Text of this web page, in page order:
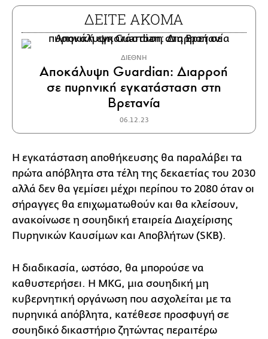
ΔΕΙΤΕ ΑΚΟΜΑ
ΔΙΕΘΝΗ
Αποκάλυψη Guardian: Διαρροή
σε πυρηνική εγκατάσταση στη
Βρετανία
06.12.23
Η εγκατάσταση αποθήκευσης θα παραλάβει τα
πρώτα απόβλητα στα τέλη της δεκαετίας του 2030
αλλά δεν θα γεμίσει μέχρι περίπου το 2080 όταν οι
σήραγγες θα επιχωματωθούν και θα κλείσουν,
ανακοίνωσε η σουηδική εταιρεία Διαχείρισης
Πυρηνικών Καυσίμων και Αποβλήτων (SKB).
Η διαδικασία, ωστόσο, θα μπορούσε να
καθυστερήσει. Η MKG, μια σουηδική μη
κυβερνητική οργάνωση που ασχολείται με τα
πυρηνικά απόβλητα, κατέθεσε προσφυγή σε
σουηδικό δικαστήριο ζητώντας περαιτέρω